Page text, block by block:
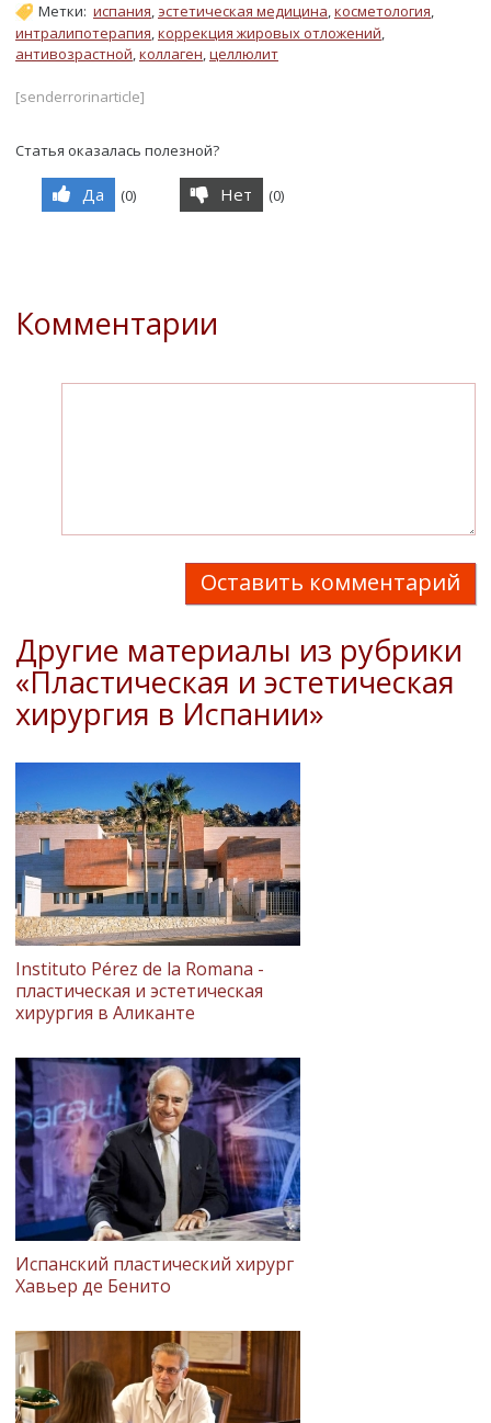
Метки: испания, эстетическая медицина,косметология,
интралипотерапия,коррекция жировых отложений,
антивозрастной,коллаген,целлюлит
[senderrorinarticle]
Статья оказалась полезной?
Да (0) Нет (0)
Комментарии
Оставить комментарий
Другие материалы из рубрики
«Пластическая и эстетическая
хирургия в Испании»
Instituto Pérez de la Romana -
пластическая и эстетическая
хирургия в Аликанте
Испанский пластический хирург
Хавьер де Бенито